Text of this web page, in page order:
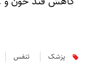
پزشک تنفس